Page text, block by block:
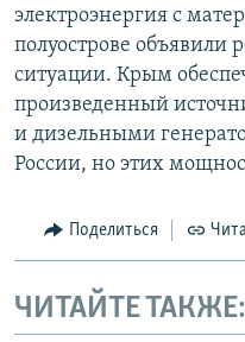
электроэнергия с
полуострове
ситуации. Крым
произведенный
и дизельными
России, но этих
Поделиться
ЧИТАЙТЕ ТАКЖЕ: